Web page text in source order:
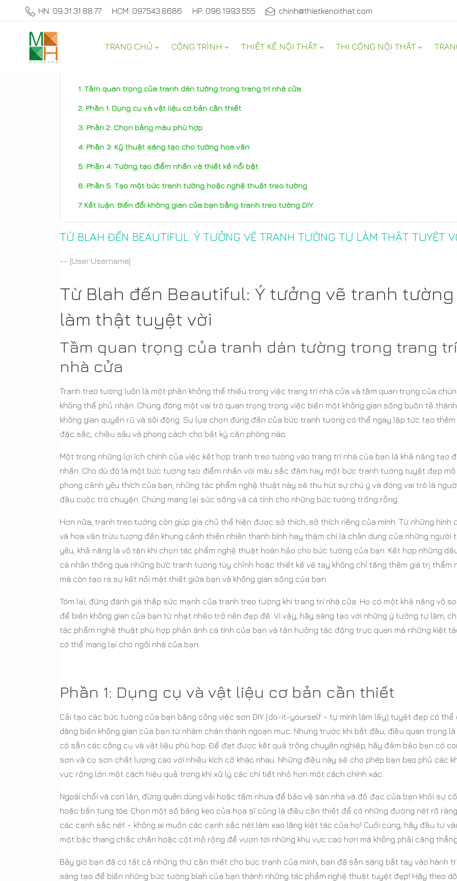
HN: 09.31.31.88.77 HCM: 097.543.8686 HP: 096.1993.555 chinh@thietkenoithat.com
TRANG CHỦ CÔNG TRÌNH THIẾT KẾ NỘI THẤT THI CÔNG NỘI THẤT
THAM KHẢO
Tầm quan trọng của tranh dán tường trong trang trí nhà cửa
Phần 1: Dụng cụ và vật liệu cơ bản cần thiết
Phần 2: Chọn bảng màu phù hợp
Phần 3: Kỹ thuật sáng tạo cho tường hoa văn
Phần 4: Tường tạo điểm nhấn và thiết kế nổi bật
Phần 5: Tạo một bức tranh tường hoặc nghệ thuật treo tường
Kết luận: Biến đổi không gian của bạn bằng tranh treo tường DIY.
TỪ BLAH ĐẾN BEAUTIFUL: Ý TƯỞNG VẼ TRANH TƯỜNG TỰ LÀM THẬT TUYỆT
-- [User:Username]
Từ Blah đến Beautiful: Ý tưởng vẽ tranh
làm thật tuyệt vời
Tầm quan trọng của tranh dán tường trong trang trí
nhà cửa
Tranh treo tường luôn là một phần không thể thiếu trong việc trang trí nhà cửa và tầm quan trọng của
không thể phủ nhận. Chúng đóng một vai trò quan trọng trong việc biến một không gian sống buồn tẻ
không gian quyến rũ và sôi động. Sự lựa chọn đúng đắn của bức tranh tường có thể ngay lập tức tạo
đặc sắc, chiều sâu và phong cách cho bất kỳ căn phòng nào.
Một trong những lợi ích chính của việc kết hợp tranh treo tường vào trang trí nhà của bạn là khả năng tạo
nhấn. Cho dù đó là một bức tường tạo điểm nhấn với màu sắc đậm hay một bức tranh tường tuyệt đẹp
phong cảnh yêu thích của bạn, những tác phẩm nghệ thuật này sẽ thu hút sự chú ý và đóng vai trò là
đầu cuộc trò chuyện. Chúng mang lại sức sống và cá tính cho những bức tường trống rỗng.
Hơn nữa, tranh treo tường còn giúp gia chủ thể hiện được sở thích, sở thích riêng của mình. Từ những hình
và hoa văn trừu tượng đến khung cảnh thiên nhiên thanh bình hay thậm chí là chân dung của những người
yêu, khả năng là vô tận khi chọn tác phẩm nghệ thuật hoàn hảo cho bức tường của bạn. Kết hợp những
cá nhân thông qua những bức tranh tường tùy chỉnh hoặc thiết kế vẽ tay không chỉ tăng thêm giá trị thẩm
mà còn tạo ra sự kết nối mật thiết giữa bạn và không gian sống của bạn.
Tóm lại, đừng đánh giá thấp sức mạnh của tranh treo tường khi trang trí nhà cửa. Họ có một khả năng vô
để biến không gian của bạn từ nhạt nhẽo trở nên đẹp đẽ. Vì vậy, hãy sáng tạo với những ý tưởng tự làm,
tác phẩm nghệ thuật phù hợp phản ánh cá tính của bạn và tận hưởng tác động trực quan mà những kiệt
có thể mang lại cho ngôi nhà của bạn.
Phần 1: Dụng cụ và vật liệu cơ bản cần thiết
Cải tạo các bức tường của bạn bằng công việc sơn DIY (do-it-yourself - tự mình làm lấy) tuyệt đẹp có thể
dàng biến không gian của bạn từ nhàm chán thành ngoạn mục. Nhưng trước khi bắt đầu, điều quan trọng là
có sẵn các công cụ và vật liệu phù hợp. Để đạt được kết quả trông chuyên nghiệp, hãy đảm bảo bạn có
sơn và cọ sơn chất lượng cao với nhiều kích cỡ khác nhau. Những điều này sẽ cho phép bạn bao phủ các
vực rộng lớn một cách hiệu quả trong khi xử lý các chi tiết nhỏ hơn một cách chính xác.
Ngoài chổi và con lăn, đừng quên dùng vải hoặc tấm nhựa để bảo vệ sàn nhà và đồ đạc của bạn khỏi sự
hoặc bắn tung tóe. Chọn một số băng keo của họa sĩ cũng là điều cần thiết để có những đường nét rõ
các cạnh sắc nét – không ai muốn các cạnh sắc nét làm xao lãng kiệt tác của họ! Cuối cùng, hãy đầu tư
một bậc thang chắc chắn hoặc cột mở rộng để vươn tới những khu vực cao hơn mà không phải căng thẳng.
Bây giờ bạn đã có tất cả những thứ cần thiết cho bức tranh của mình, bạn đã sẵn sàng bắt tay vào hành
sáng tạo để biến những bức tường blah của bạn thành những tác phẩm nghệ thuật tuyệt đẹp! Hãy theo